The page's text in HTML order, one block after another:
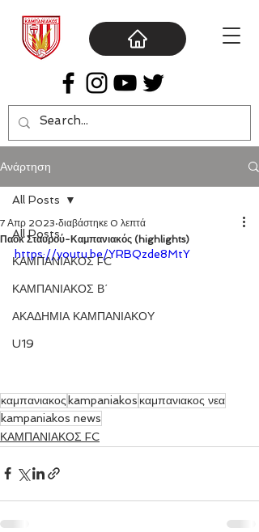
Ανάρτηση
All Posts
ΚΑΜΠΑΝΙΑΚΟΣ FC
ΚΑΜΠΑΝΙΑΚΟΣ Β΄
ΑΚΑΔΗΜΙΑ ΚΑΜΠΑΝΙΑΚΟΥ
U19
All Posts
Παοκ Σταυρού-Καμπανιακός (highlights)
7 Απρ 2023 διαβάστηκε 0 λεπτά
https://youtu.be/YRBQzde8MtY
καμπανιακος kampaniakos καμπανιακος νεα
kampaniakos news
ΚΑΜΠΑΝΙΑΚΟΣ FC